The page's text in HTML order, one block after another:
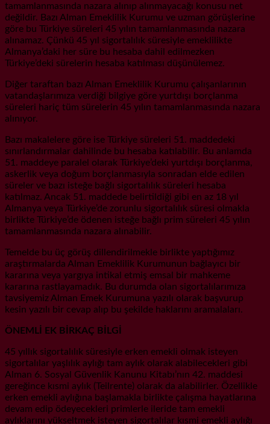
tamamlanmasında nazara alınıp alınmayacağı konusu net
değildir. Bazı Alman Emeklilik Kurumu ve uzman görüşlerine
göre bu Türkiye süreleri 45 yılın tamamlanmasında nazara
alınamaz. Çünkü 45 yıl sigortalılık süresiyle emeklilikte
Almanya’daki her süre bu hesaba dahil edilmezken
Türkiye’deki sürelerin hesaba katılması düşünülemez.
Diğer taraftan bazı Alman Emeklilik Kurumu çalışanlarının
vatandaşlarımıza verdiği bilgiye göre yurtdışı borçlanma
süreleri hariç tüm sürelerin 45 yılın tamamlanmasında nazara
alınıyor.
Bazı makalelere göre ise Türkiye süreleri 51. maddedeki
sınırlandırmalar dahilinde bu hesaba katılabilir. Bu anlamda
51. maddeye paralel olarak Türkiye’deki yurtdışı borçlanma,
askerlik veya doğum borçlanmasıyla sonradan elde edilen
süreler ve bazı isteğe bağlı sigortalılık süreleri hesaba
katılmaz. Ancak 51. maddede belirtildiği gibi en az 18 yıl
Almanya veya Türkiye’de zorunlu sigortalılık süresi olmakla
birlikte Türkiye’de ödenen isteğe bağlı prim süreleri 45 yılın
tamamlanmasında nazara alınabilir.
Temelde bu üç görüş dillendirilmekle birlikte yaptığımız
araştırmalarda Alman Emeklilik Kurumunun bağlayıcı bir
kararına veya yargıya intikal etmiş emsal bir mahkeme
kararına rastlayamadık. Bu durumda olan sigortalılarımıza
tavsiyemiz Alman Emek Kurumuna yazılı olarak başvurup
kesin yazılı bir cevap alıp bu şekilde haklarını aramalaları.
ÖNEMLİ EK BİRKAÇ BİLGİ
45 yıllık sigortalılık süresiyle erken emekli olmak isteyen
sigortalılar yaşlılık aylığı tam aylık olarak alabilecekleri gibi
Alman 6. Sosyal Güvenlik Kanunu Kitabı’nın 42. maddesi
gereğince kısmi aylık (Teilrente) olarak da alabilirler. Özellikle
erken emekli aylığına başlamakla birlikte çalışma hayatlarına
devam edip ödeyecekleri primlerle ileride tam emekli
aylıklarını yükseltmek isteyen sigortalılar kısmi emekli aylığı